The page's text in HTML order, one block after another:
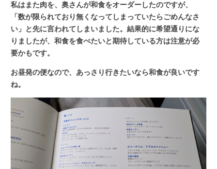
私はまた肉を、奥さんが和食をオーダーしたのですが、
「数が限られており無くなってしまっていたらごめんなさ
い」と先に言われてしまいました。結果的に希望通りにな
りましたが、和食を食べたいと期待している方は注意が必
要かもです。
お昼発の便なので、あっさり行きたいなら和食が良いです
ね。